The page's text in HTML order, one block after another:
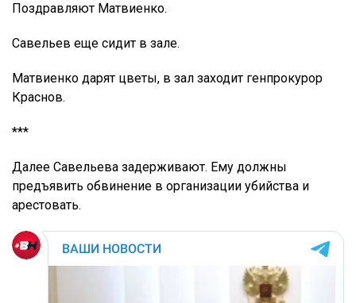
Поздравляют Матвиенко.
Савельев еще сидит в зале.
Матвиенко дарят цветы, в зал заходит генпрокурор
Краснов.
***
Далее Савельева задерживают. Ему должны
предъявить обвинение в организации убийства и
арестовать.